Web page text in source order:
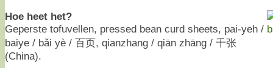
Hoe heet het?
Geperste tofuvellen, pressed bean curd sheets, pai-yeh /
baiye / bǎi yè / 百页, qianzhang / qiān zhāng / 千张
(China).